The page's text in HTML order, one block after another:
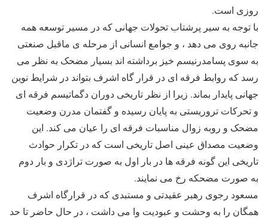
روزی است.
با توجه به سیر پرشتاب تحولات جهانی که در مسیر توسعه همه
جانبه روی می دهد ، و جوامع انسانی از مرحله ی ماقبل صنعتی
به سوی پسامدرنیسم خیز برداشته اند بسیار مضحک به نظر می
رسد که روابط فرقه ای در قرار گاه اشرف بتواند در شرایط نوین
جهانی پایدار بماند. زیرا از نظر تاریخی دوران دگماتیسم فرقه ای
و تحرکات تروریستی به پایان رسیده و گفتمان مدرن وضعیت
مضحک و روبه زوال مناسبات فرقه ای را عیان می کند. این
وضعیت مصداق عینی اصل تاریخی است که در تکرار حوادث
تاریخی این گونه فرقه ها در بار اول به صورت تراژدی و بار دوم
به صورت مضحکه رخ می نمایند.
مسعود رجوی رهبر عقیدتی و مستبدی که در قرارگاه اشرف
همگان را به وحشت و عبودیت وا می داشت ، در حال حاضر تا حد